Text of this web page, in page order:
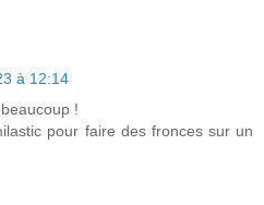
à 12:14
!
pour faire des fronces sur un